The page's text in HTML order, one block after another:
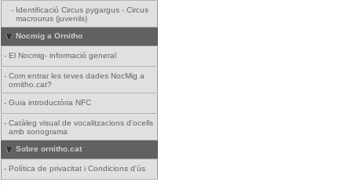
- Identificació Circus pygargus - Circus
macrourus (juvenils)
Nocmig a Ornitho
- El Nocmig- informació general
- Com entrar les teves dades NocMig a
ornitho.cat?
- Guia introductòria NFC
- Catàleg visual de vocalitzacions d'ocells
amb sonograma
Sobre ornitho.cat
- Política de privacitat i Condicions d'ús